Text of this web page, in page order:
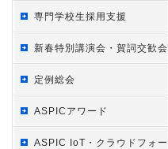
専門学校生採用支援
新春特別講演会・賀詞交歓会
定例総会
ASPICアワード
ASPIC IoT・クラウドフォー